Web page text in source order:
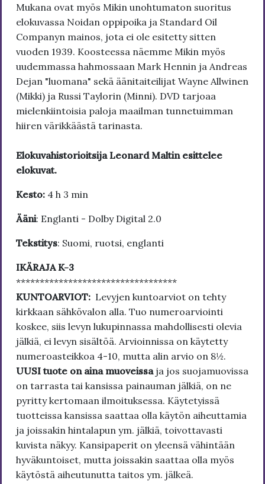
Mukana ovat myös Mikin unohtumaton suoritus
elokuvassa Noidan oppipoika ja Standard Oil
Companyn mainos, jota ei ole esitetty sitten
vuoden 1939. Koosteessa näemme Mikin myös
uudemmassa hahmossaan Mark Hennin ja Andreas
Dejan "luomana" sekä äänitaiteilijat Wayne Allwinen
(Mikki) ja Russi Taylorin (Minni). DVD tarjoaa
mielenkiintoisia paloja maailman tunnetuimman
hiiren värikkäästä tarinasta.
Elokuvahistorioitsija Leonard Maltin esittelee
elokuvat.
Kesto: 4 h 3 min
Ääni: Englanti - Dolby Digital 2.0
Tekstitys: Suomi, ruotsi, englanti
IKÄRAJA K-3
**********************************
KUNTOARVIOT: Levyjen kuntoarviot on tehty
kirkkaan sähkövalon alla. Tuo numeroarviointi
koskee, siis levyn lukupinnassa mahdollisesti olevia
jälkiä, ei levyn sisältöä. Arvioinnissa on käytetty
numeroasteikkoa 4-10, mutta alin arvio on 8½.
UUSI tuote on aina muoveissa ja jos suojamuovissa
on tarrasta tai kansissa painauman jälkiä, on ne
pyritty kertomaan ilmoituksessa. Käytetyissä
tuotteissa kansissa saattaa olla käytön aiheuttamia
ja joissakin hintalapun ym. jälkiä, toivottavasti
kuvista näkyy. Kansipaperit on yleensä vähintään
hyväkuntoiset, mutta joissakin saattaa olla myös
käytöstä aiheutunutta taitos ym. jälkeä.